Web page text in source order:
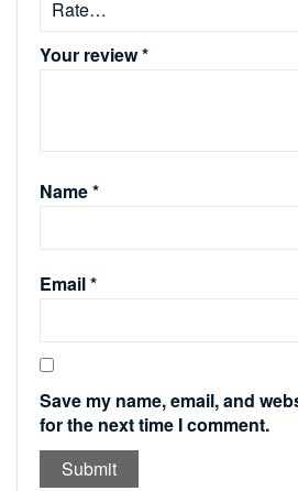
Your review*
Name*
Email*
Save my name, email, and
for the next time I comment.